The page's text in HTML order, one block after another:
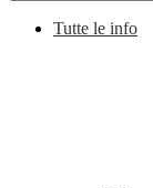
Tutte le info